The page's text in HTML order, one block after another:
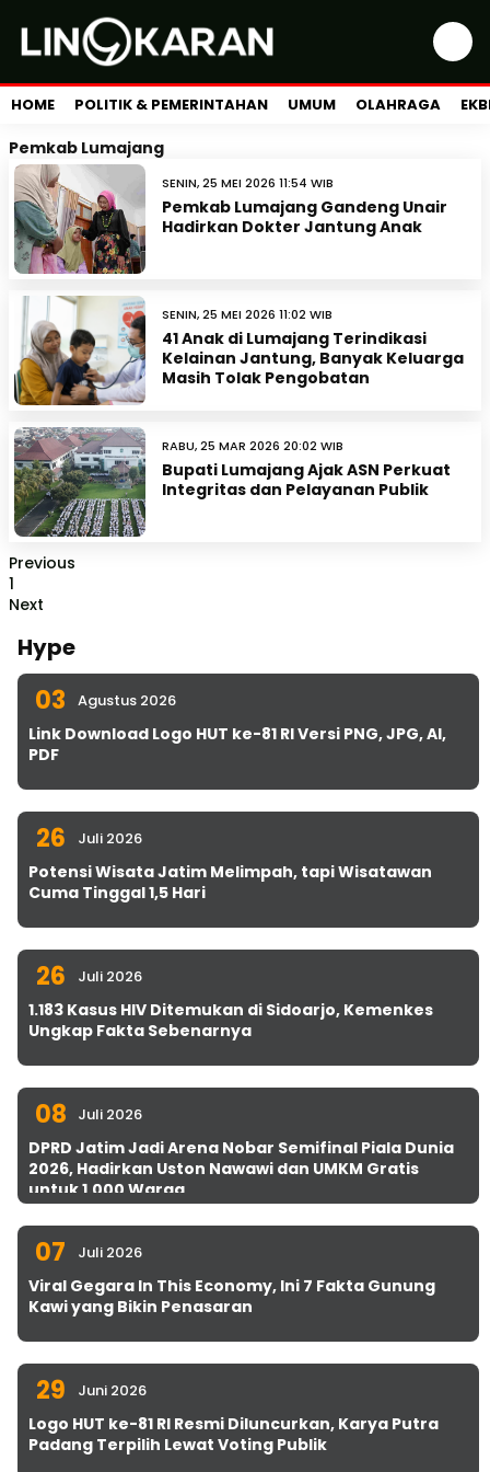
HOME POLITIK & PEMERINTAHAN UMUM OLAHRAGA
Pemkab Lumajang
SENIN, 25 MEI 2026 11:54 WIB
Pemkab Lumajang Gandeng Unair
Hadirkan Dokter Jantung Anak
SENIN, 25 MEI 2026 11:02 WIB
41 Anak di Lumajang Terindikasi
Kelainan Jantung, Banyak Keluarga
Masih Tolak Pengobatan
RABU, 25 MAR 2026 20:02 WIB
Bupati Lumajang Ajak ASN Perkuat
Integritas dan Pelayanan Publik
Previous
1
Next
Hype
03 Agustus 2026
Link Download Logo HUT ke-81 RI Versi PNG, JPG, AI,
PDF
26 Juli 2026
Potensi Wisata Jatim Melimpah, tapi Wisatawan
Cuma Tinggal 1,5 Hari
26 Juli 2026
1.183 Kasus HIV Ditemukan di Sidoarjo, Kemenkes
Ungkap Fakta Sebenarnya
08 Juli 2026
DPRD Jatim Jadi Arena Nobar Semifinal Piala Dunia
2026, Hadirkan Uston Nawawi dan UMKM Gratis
untuk 1.000 Warga
07 Juli 2026
Viral Gegara In This Economy, Ini 7 Fakta Gunung
Kawi yang Bikin Penasaran
29 Juni 2026
Logo HUT ke-81 RI Resmi Diluncurkan, Karya Putra
Padang Terpilih Lewat Voting Publik